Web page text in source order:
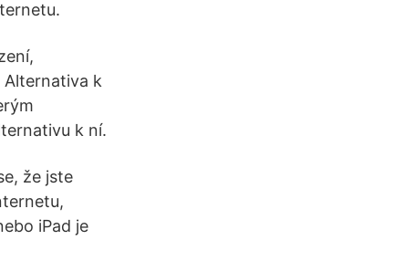
Alternativa k
k ní.
že jste
iPad je